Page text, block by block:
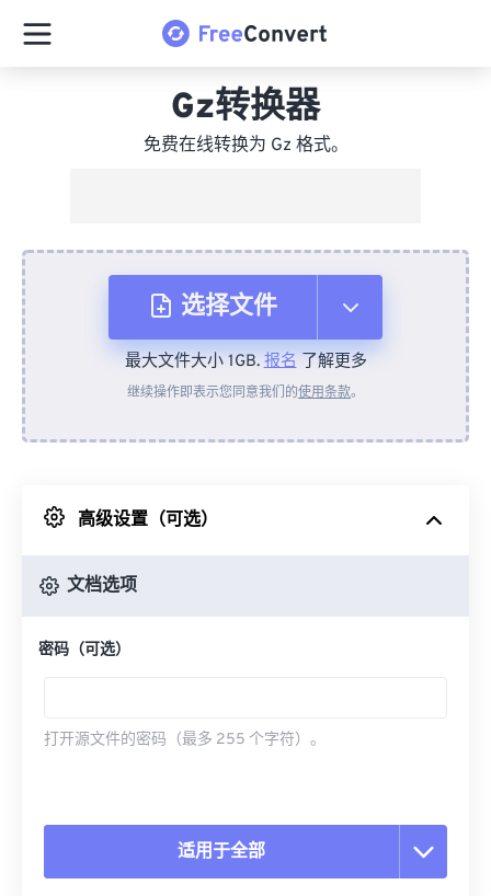
Gz转换器
免费在线转换为 Gz 格式。
选择文件
从设备
来自 Google Drive
最大文件大小 1GB.报名了解更多
继续操作即表示您同意我们的使用条款。
高级设置（可选）
文档选项
密码（可选）
打开源文件的密码（最多 255 个字符）。
适用于全部